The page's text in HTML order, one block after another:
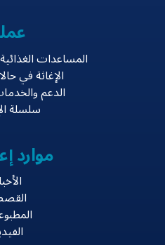
المساعدات
الإغاثة في
الدعم
سلسلة
موارد